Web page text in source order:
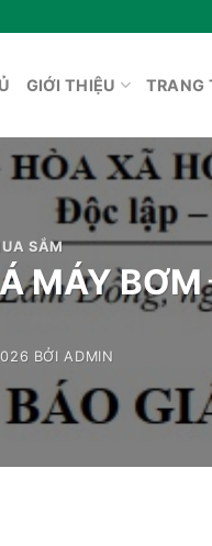
GIỚI THIỆU TRANG
SẮM
MÁY
BỞIADMIN